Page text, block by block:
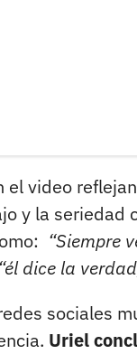
el video
y la seriedad
“Siempre
“él dice la
sociales
Uriel